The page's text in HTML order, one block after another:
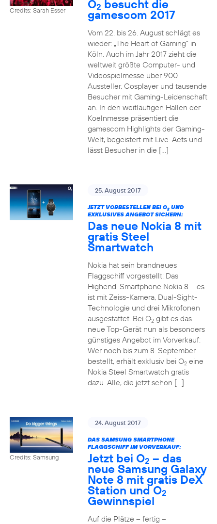
Credits: Sarah Esser O2 besucht die
gamescom 2017
Vom 22. bis 26. August schlägt es
wieder: „The Heart of Gaming“ in
Köln. Auch im Jahr 2017 zieht die
weltweit größte Computer- und
Videospielmesse über 900
Aussteller, Cosplayer und tausende
Besucher mit Gaming-Leidenschaft
an. In den weitläufigen Hallen der
Koelnmesse präsentiert die
gamescom Highlights der Gaming-
Welt, begeistert mit Live-Acts und
lässt Besucher in die […]
25. August 2017
JETZT VORBESTELLEN BEI O2UND
EXKLUSIVES ANGEBOT SICHERN:
Das neue Nokia 8 mit
gratis Steel
Smartwatch
Nokia hat sein brandneues
Flaggschiff vorgestellt: Das
Highend-Smartphone Nokia 8 – es
ist mit Zeiss-Kamera, Dual-Sight-
Technologie und drei Mikrofonen
ausgestattet. Bei O2gibt es das
neue Top-Gerät nun als besonders
günstiges Angebot im Vorverkauf:
Wer noch bis zum 8. September
bestellt, erhält exklusiv bei O2eine
Nokia Steel Smartwatch gratis
dazu. Alle, die jetzt schon […]
Credits: Samsung
24. August 2017
DAS SAMSUNG SMARTPHONE
FLAGGSCHIFF IM VORVERKAUF:
Jetzt bei O2 – das
neue Samsung Galaxy
Note 8 mit gratis DeX
Station und O2
Gewinnspiel
Auf die Plätze – fertig –